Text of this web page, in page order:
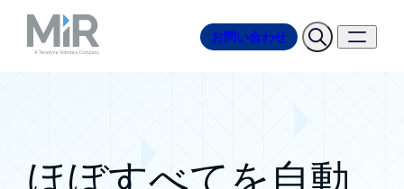
お問い合わせ
ほぼすべてを自動